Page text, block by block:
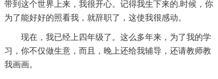
带到这个世界上来，我很开心。记得我生下来的.时候，你
为了能好好的照看我，就辞职了，这使我很感动。
现在，我已经上四年级了。这么多年来，为了我的学
习，你不仅做生意，而且，晚上还给我辅导，还请教师教
我画画。